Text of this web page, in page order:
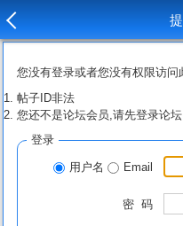
您没有登录或者您没有权限访
帖子ID非法
您还不是论坛会员,请先登录论坛
登录
用户名 Email
密 码